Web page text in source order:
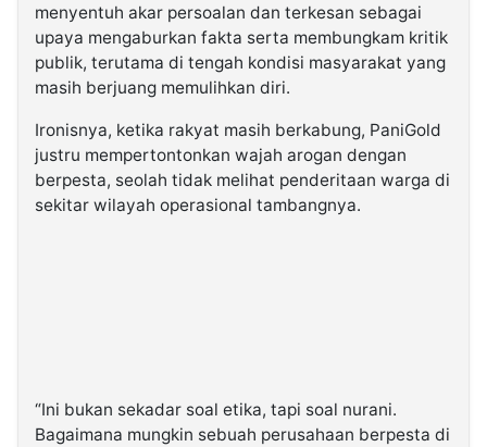
menyentuh akar persoalan dan terkesan sebagai
upaya mengaburkan fakta serta membungkam kritik
publik, terutama di tengah kondisi masyarakat yang
masih berjuang memulihkan diri.
Ironisnya, ketika rakyat masih berkabung, PaniGold
justru mempertontonkan wajah arogan dengan
berpesta, seolah tidak melihat penderitaan warga di
sekitar wilayah operasional tambangnya.
“Ini bukan sekadar soal etika, tapi soal nurani.
Bagaimana mungkin sebuah perusahaan berpesta di